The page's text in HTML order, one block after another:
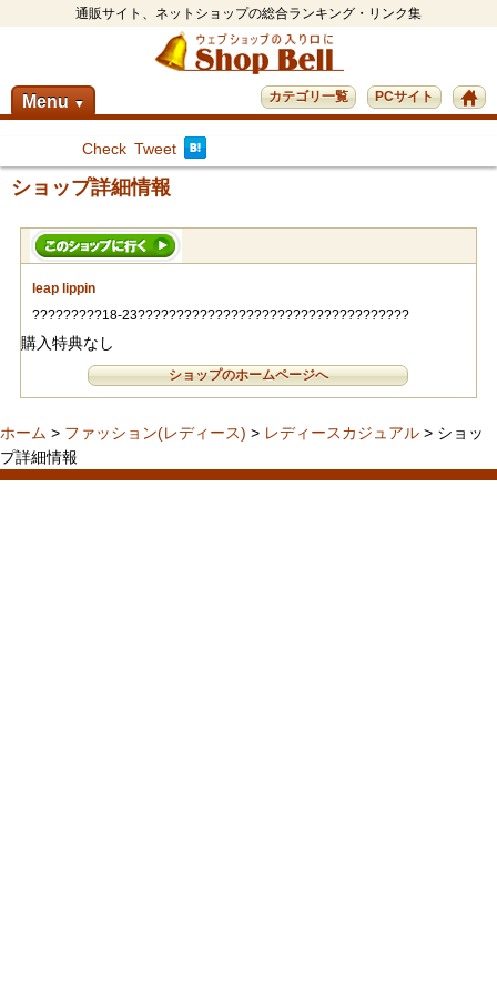
通販サイト、ネットショップの総合ランキング・リンク集
Menu ▼ PCサイト
カテゴリ一覧
Check Tweet
ショップ詳細情報
leap lippin
?????????18-23???????????????????????????????????
購入特典なし
ショップのホームページへ
ホーム > ファッション(レディース) > レディースカジュアル > ショッ
プ詳細情報